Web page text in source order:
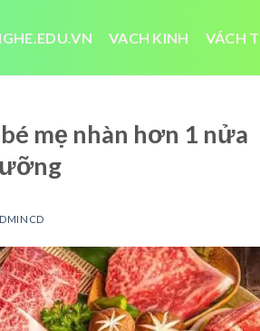
VACH KINH VÁCH
mẹ nhàn hơn 1 nửa